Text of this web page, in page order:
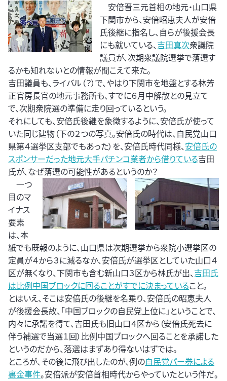
安倍晋三元首相の地元・山口県
下関市から、安倍昭恵夫人が安倍
氏後継に指名し、自らが後援会長
にも就いている、吉田真次衆議院
議員が、次期衆議院選挙で落選す
るかも知れないとの情報が聞こえて来た。
吉田議員も、ライバル（？）で、やはり下関市を地盤とする林芳
正官房長官の地元事務所も、すでに６月中解散との見立て
で、次期衆院選の準備に走り回っているという。
それにしても、安倍氏後継を象徴するように、安倍氏が使って
いた同じ建物（下の２つの写真。安倍氏の時代は、自民党山口
県第４選挙区支部でもあった）を、安倍氏時代同様、安倍氏の
スポンサーだった地元大手パチンコ業者から借りている吉田
氏が、なぜ落選の可能性があるというのか？
一つ
目のマ
イナス
要素
は、本
紙でも既報のように、山口県は次期選挙から衆院小選挙区の
定員が４から３に減るなか、安倍氏が選挙区としていた山口４
区が無くなり、下関市も含む新山口３区から林氏が出、吉田氏
は比例中国ブロックに回ることがすでに決まっていること。
とはいえ、そこは安倍氏の後継を名乗り、安倍氏の昭恵夫人
が後援会長故、「中国ブロックの自民党上位に」ということで、
内々に承諾を得て、吉田氏も旧山口４区から（安倍氏死去に
伴う補選で当選１回）比例中国ブロックへ回ることを承諾した
というのだから、落選はまずあり得ないはずでは。
ところが、その後に飛び出したのが、例の自民党パー券による
裏金事件。安倍派が安倍首相時代からやっていたという件だ。